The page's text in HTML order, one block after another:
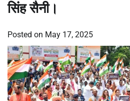
सिंह सैनी।
Posted on May 17, 2025